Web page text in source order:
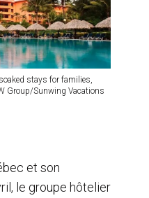
stays for families,
Group/Sunwing Vacations
i
l
et son
le groupe hôtelier